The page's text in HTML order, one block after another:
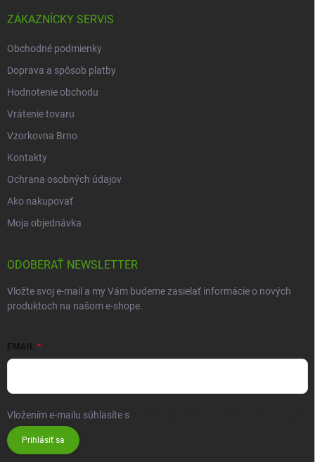
ZÁKAZNÍCKY SERVIS
Obchodné podmienky
Doprava a spôsob platby
Hodnotenie obchodu
Vrátenie tovaru
Vzorkovna Brno
Kontakty
Ochrana osobných údajov
Ako nakupovať
Moja objednávka
ODOBERAŤ NEWSLETTER
Vložte svoj e-mail a my Vám budeme zasielať informácie o nových
produktoch na našom e-shope.
EMAIL
Vložením e-mailu súhlasíte s
Prihlásiť sa